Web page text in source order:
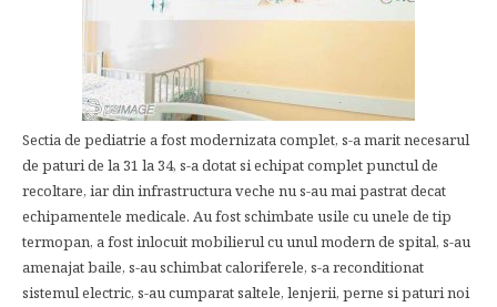
Sectia de pediatrie a fost modernizata complet, s-a marit necesarul
de paturi de la 31 la 34, s-a dotat si echipat complet punctul de
recoltare, iar din infrastructura veche nu s-au mai pastrat decat
echipamentele medicale. Au fost schimbate usile cu unele de tip
termopan, a fost inlocuit mobilierul cu unul modern de spital, s-au
amenajat baile, s-au schimbat caloriferele, s-a reconditionat
sistemul electric, s-au cumparat saltele, lenjerii, perne si paturi noi